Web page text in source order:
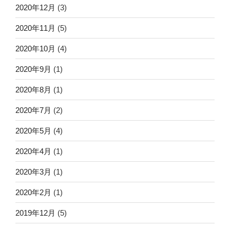
2020年12月 (3)
2020年11月 (5)
2020年10月 (4)
2020年9月 (1)
2020年8月 (1)
2020年7月 (2)
2020年5月 (4)
2020年4月 (1)
2020年3月 (1)
2020年2月 (1)
2019年12月 (5)